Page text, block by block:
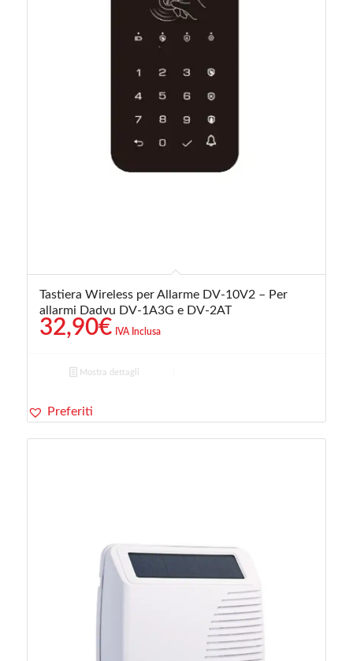
Tastiera Wireless per Allarme DV-10V2 – Per
allarmi Dadvu DV-1A3G e DV-2AT
32,90€ IVA Inclusa
Mostra dettagli
Preferiti